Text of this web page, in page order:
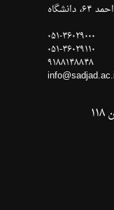
مشهد، بلوار جلال آل احمد، جلال آل احمد ۶۴، دانشگاه
۰۵۱-۳۶۰۲۹۰۰۰
۰۵۱-۳۶۰۲۹۱۱۰
۹۱۸۸۱۴۸۸۴۸